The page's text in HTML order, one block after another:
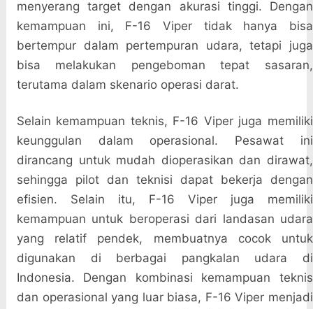
menyerang target dengan akurasi tinggi. Dengan
kemampuan ini, F-16 Viper tidak hanya bisa
bertempur dalam pertempuran udara, tetapi juga
bisa melakukan pengeboman tepat sasaran,
terutama dalam skenario operasi darat.
Selain kemampuan teknis, F-16 Viper juga memiliki
keunggulan dalam operasional. Pesawat ini
dirancang untuk mudah dioperasikan dan dirawat,
sehingga pilot dan teknisi dapat bekerja dengan
efisien. Selain itu, F-16 Viper juga memiliki
kemampuan untuk beroperasi dari landasan udara
yang relatif pendek, membuatnya cocok untuk
digunakan di berbagai pangkalan udara di
Indonesia. Dengan kombinasi kemampuan teknis
dan operasional yang luar biasa, F-16 Viper menjadi